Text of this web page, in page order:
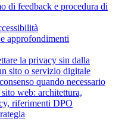
di feedback e procedura di
approfondimenti
la privacy sin dalla
sito o servizio digitale
quando necessario
web: architettura,
riferimenti DPO